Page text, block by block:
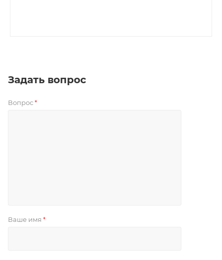
Задать вопрос
Вопрос *
Ваше имя *